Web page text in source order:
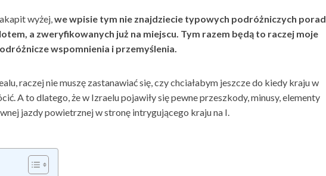
wyżej,we wpisie tym nie znajdziecie typowych podróżniczych porad,
a zweryfikowanych już na miejscu. Tym razem będą to raczej moje
wspomnienia i przemyślenia.
raczej nie muszę zastanawiać się, czy chciałabym jeszcze do kiedy kraju w
A to dlatego, że w Izraelu pojawiły się pewne przeszkody, minusy, elementy
jazdy powietrznej w stronę intrygującego kraju na I.